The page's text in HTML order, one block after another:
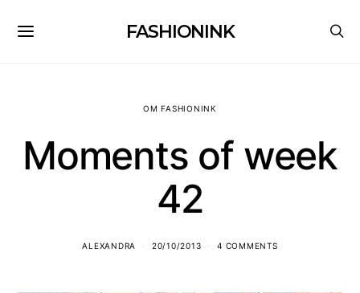
FASHIONINK
OM FASHIONINK
Moments of week
42
ALEXANDRA 20/10/2013 4 COMMENTS